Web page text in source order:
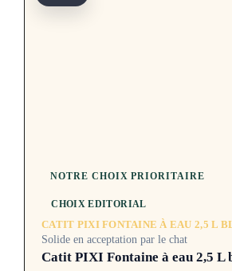
NOTRE CHOIX PRIORITAIRE
CHOIX EDITORIAL
CATIT PIXI FONTAINE À EAU 2,5 L
Solide en acceptation par le chat
Catit PIXI Fontaine à eau 2,5 L